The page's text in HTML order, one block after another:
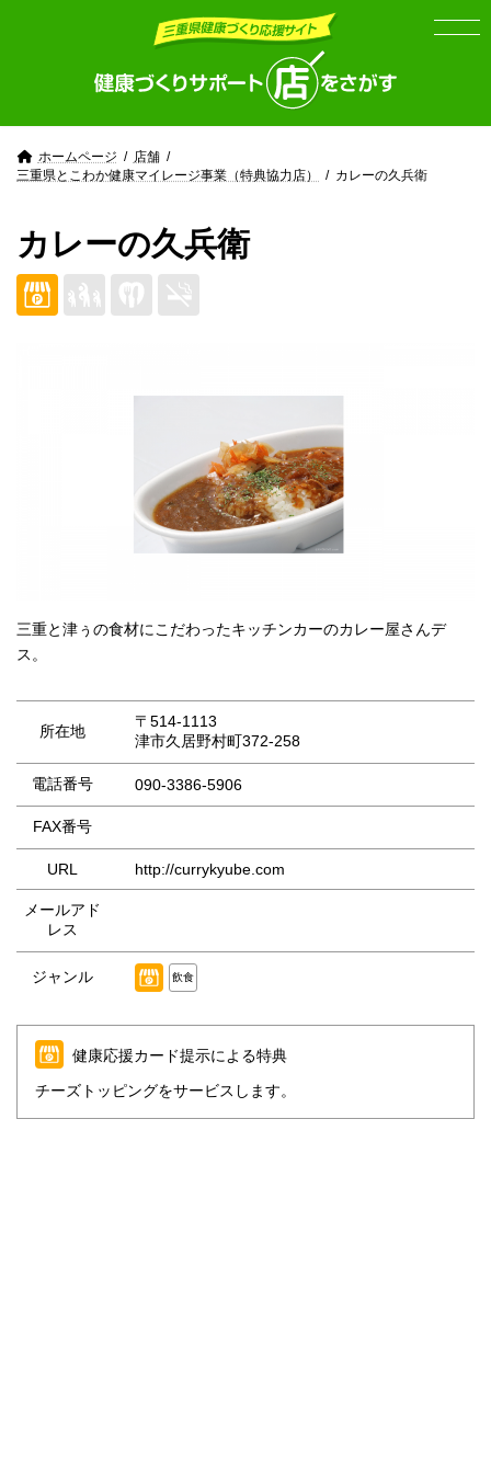
ホームページ
店舗
三重県とこわか健康マイレージ事業（特典協力店）
カレーの久兵衛
カレーの久兵衛
三重と津ぅの食材にこだわったキッチンカーのカレー屋さんデ
ス。
所在地
〒514-1113
津市久居野村町372-258
電話番号 090-3386-5906
FAX番号
URL http://currykyube.com
メールアド
レス
ジャンル 飲食
健康応援カード提示による特典
チーズトッピングをサービスします。